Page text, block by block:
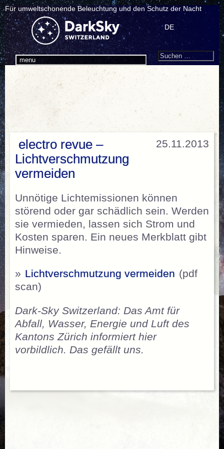
Für umweltschonende Beleuchtung und den Schutz der Nacht
menu
DE
Search
Suchen
25.11.2013
electro revue –
Lichtverschmutzung
vermeiden
Unnötige Lichtemissionen können
störend oder gar schädlich sein. Werden
sie vermieden, lassen sich Strom und
Kosten sparen. Ein neues Merkblatt gibt
Hinweise.
» Lichtverschmutzung vermeiden (pdf
scan)
Dark-Sky Switzerland: Das Amt für
Abfall, Wasser, Energie und Luft des
Kantons Zürich informiert hier
vorbildlich. Das gefällt uns.